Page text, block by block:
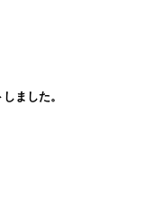
ました。